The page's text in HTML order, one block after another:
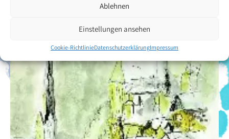
Ablehnen
Einstellungen ansehen
Cookie-RichtlinieDatenschutzerklärungImpressum